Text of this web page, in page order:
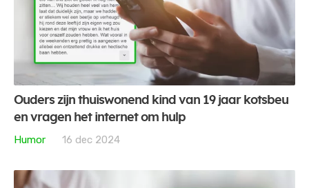
Ouders zijn thuiswonend kind van 19 jaar kotsbeu
en vragen het internet om hulp
Humor
16 dec 2024